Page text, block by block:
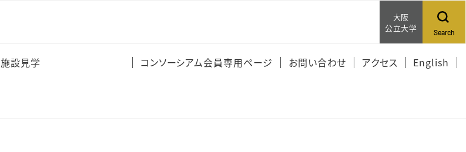
大阪
公立大学
Search
施設見学 コンソーシアム会員専用ページ お問い合わせ アクセス English